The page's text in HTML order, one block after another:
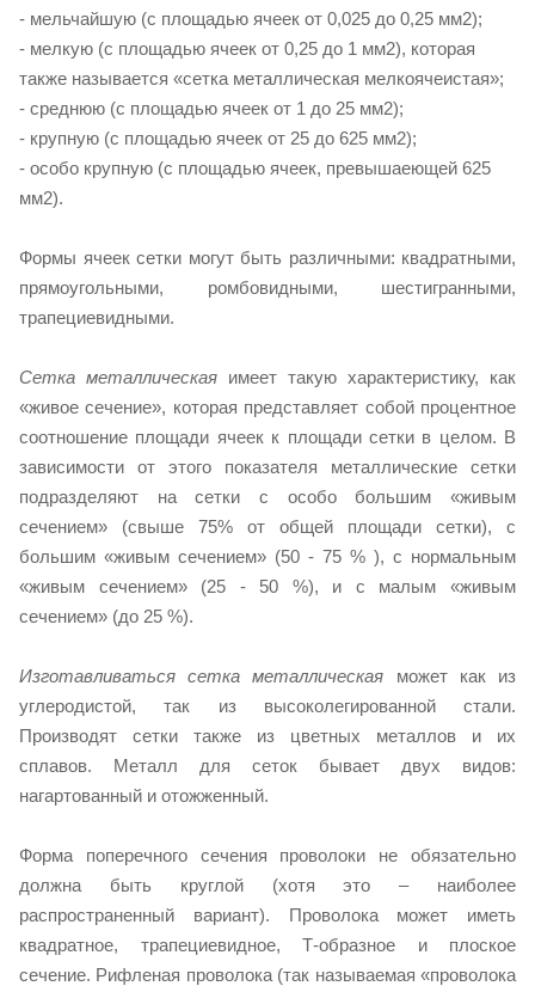
- мельчайшую (с площадью ячеек от 0,025 до 0,25 мм2);
- мелкую (с площадью ячеек от 0,25 до 1 мм2), которая
также называется «сетка металлическая мелкоячеистая»;
- среднюю (с площадью ячеек от 1 до 25 мм2);
- крупную (с площадью ячеек от 25 до 625 мм2);
- особо крупную (с площадью ячеек, превышаеющей 625
мм2).
Формы ячеек сетки могут быть различными: квадратными,
прямоугольными, ромбовидными, шестигранными,
трапециевидными.
Сетка металлическая имеет такую характеристику, как
«живое сечение», которая представляет собой процентное
соотношение площади ячеек к площади сетки в целом. В
зависимости от этого показателя металлические сетки
подразделяют на сетки с особо большим «живым
сечением» (свыше 75% от общей площади сетки), с
большим «живым сечением» (50 - 75 % ), с нормальным
«живым сечением» (25 - 50 %), и с малым «живым
сечением» (до 25 %).
Изготавливаться сетка металлическая может как из
углеродистой, так из высоколегированной стали.
Производят сетки также из цветных металлов и их
сплавов. Металл для сеток бывает двух видов:
нагартованный и отожженный.
Форма поперечного сечения проволоки не обязательно
должна быть круглой (хотя это – наиболее
распространенный вариант). Проволока может иметь
квадратное, трапециевидное, Т-образное и плоское
сечение. Рифленая проволока (так называемая «проволока